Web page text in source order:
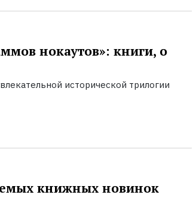
нокаутов»: книги, о
исторической трилогии
книжных новинок